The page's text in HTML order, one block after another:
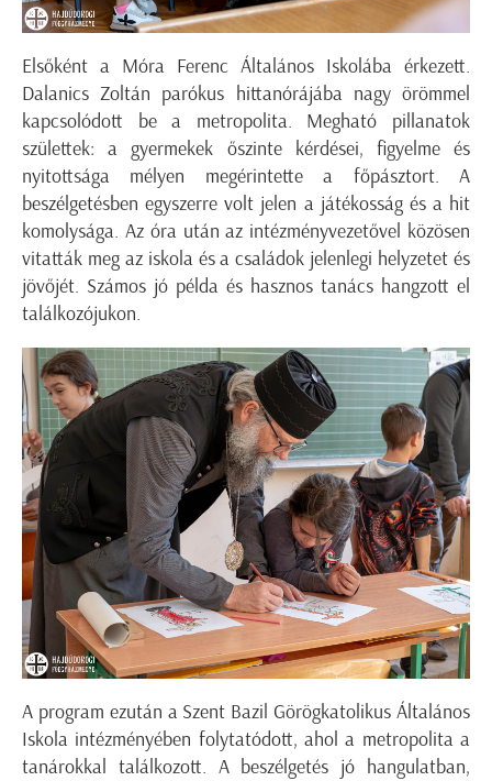
Elsőként a Móra Ferenc Általános Iskolába érkezett.
Dalanics Zoltán parókus hittanórájába nagy örömmel
kapcsolódott be a metropolita. Megható pillanatok
születtek: a gyermekek őszinte kérdései, figyelme és
nyitottsága mélyen megérintette a főpásztort. A
beszélgetésben egyszerre volt jelen a játékosság és a hit
komolysága. Az óra után az intézményvezetővel közösen
vitatták meg az iskola és a családok jelenlegi helyzetet és
jövőjét. Számos jó példa és hasznos tanács hangzott el
találkozójukon.
A program ezután a Szent Bazil Görögkatolikus Általános
Iskola intézményében folytatódott, ahol a metropolita a
tanárokkal találkozott. A beszélgetés jó hangulatban,